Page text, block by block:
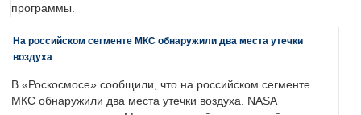
программы.
На российском сегменте МКС обнаружили два места утечки
воздуха
В «Роскосмосе» сообщили, что на российском сегменте
МКС обнаружили два места утечки воздуха. NASA